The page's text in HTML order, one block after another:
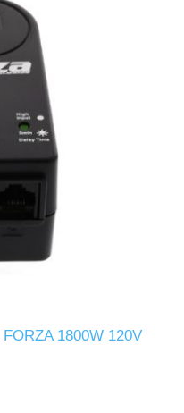
1800W 120V